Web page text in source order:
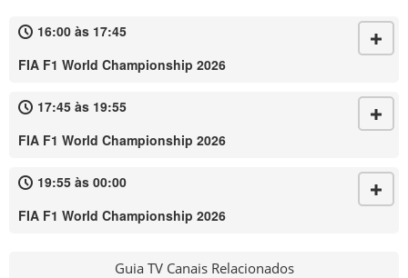
16:00 às 17:45
FIA F1 World Championship 2026
17:45 às 19:55
FIA F1 World Championship 2026
19:55 às 00:00
FIA F1 World Championship 2026
Guia TV Canais Relacionados